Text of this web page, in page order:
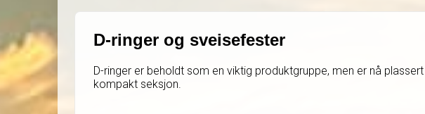
D-ringer og sveisefester
D-ringer er beholdt som en viktig produktgruppe, men er nå
kompakt seksjon.